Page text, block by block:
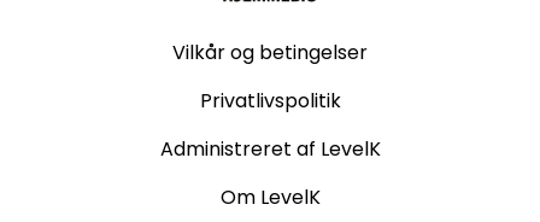
Vilkår og betingelser
Privatlivspolitik
Administreret af LevelK
Om LevelK